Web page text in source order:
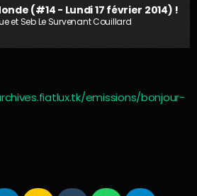
(#14 - Lundi 17 février 2014) !
et Seb Le Survenant Couillard
emissions/bonjour-